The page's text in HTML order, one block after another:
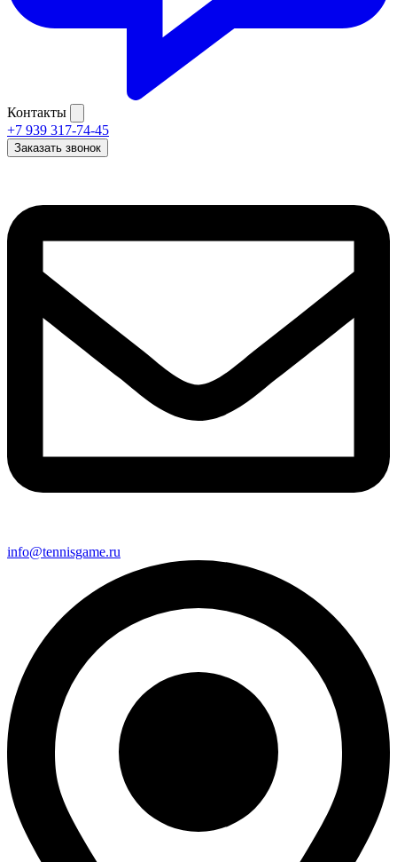
Контакты
+7 939 317-74-45
Заказать звонок
info@tennisgame.ru